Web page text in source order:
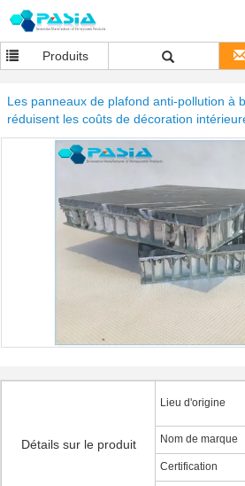
Produits
Les panneaux de plafond anti-pollution à
réduisent les coûts de décoration
Détails sur le produit
Lieu d'origine
Nom de marque
Certification